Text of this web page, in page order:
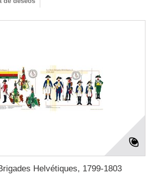
Helvétiques, 1799-1803